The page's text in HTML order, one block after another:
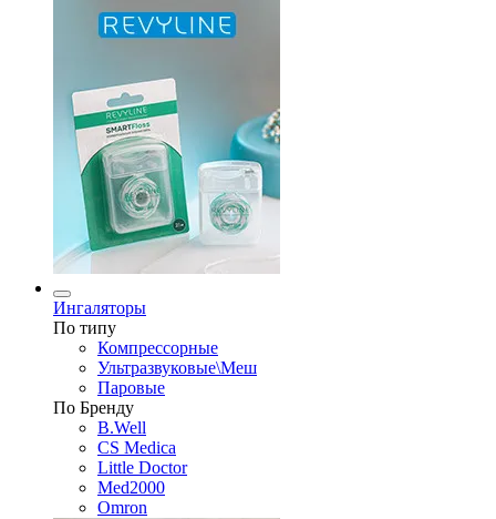
Ингаляторы
По типу
Компрессорные
Ультразвуковые\Меш
Паровые
По Бренду
B.Well
CS Medica
Little Doctor
Med2000
Omron